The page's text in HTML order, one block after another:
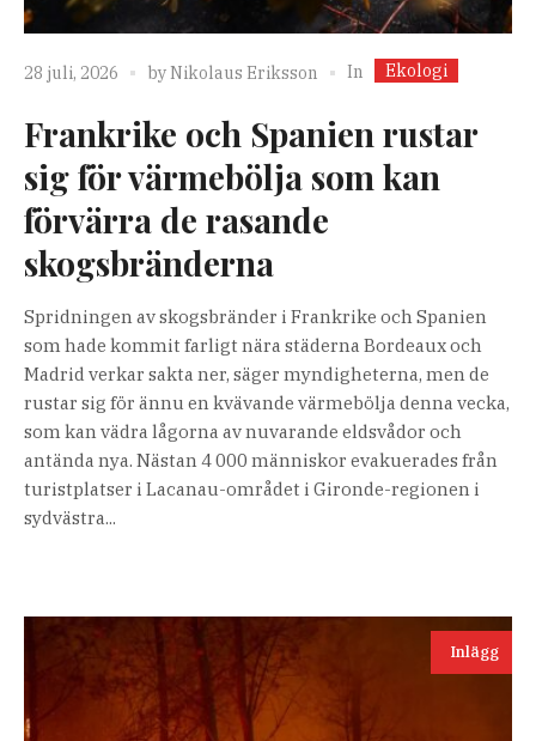
28 juli, 2026 byNikolaus Eriksson In Ekologi
Frankrike och Spanien rustar
sig för värmebölja som kan
förvärra de rasande
skogsbränderna
Spridningen av skogsbränder i Frankrike och Spanien
som hade kommit farligt nära städerna Bordeaux och
Madrid verkar sakta ner, säger myndigheterna, men de
rustar sig för ännu en kvävande värmebölja denna vecka,
som kan vädra lågorna av nuvarande eldsvådor och
antända nya. Nästan 4 000 människor evakuerades från
turistplatser i Lacanau-området i Gironde-regionen i
sydvästra...
Inlägg